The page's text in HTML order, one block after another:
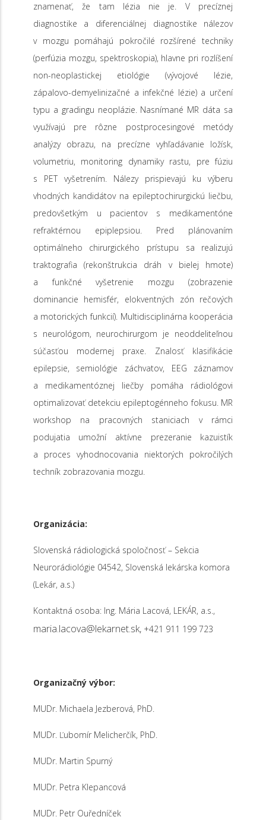
znamenať, že tam lézia nie je. V precíznej
diagnostike a diferenciálnej diagnostike nálezov
v mozgu pomáhajú pokročilé rozšírené techniky
(perfúzia mozgu, spektroskopia), hlavne pri rozlíšení
non-neoplastickej etiológie (vývojové lézie,
zápalovo-demyelinizačné a infekčné lézie) a určení
typu a gradingu neoplázie. Nasnímané MR dáta sa
využívajú pre rôzne postprocesingové metódy
analýzy obrazu, na precízne vyhľadávanie ložísk,
volumetriu, monitoring dynamiky rastu, pre fúziu
s PET vyšetrením. Nálezy prispievajú ku výberu
vhodných kandidátov na epileptochirurgickú liečbu,
predovšetkým u pacientov s medikamentóne
refraktérnou epiplepsiou. Pred plánovaním
optimálneho chirurgického prístupu sa realizujú
traktografia (rekonštrukcia dráh v bielej hmote)
a funkčné vyšetrenie mozgu (zobrazenie
dominancie hemisfér, elokventných zón rečových
a motorických funkcií). Multidisciplinárna kooperácia
s neurológom, neurochirurgom je neoddeliteľnou
súčasťou modernej praxe. Znalosť klasifikácie
epilepsie, semiológie záchvatov, EEG záznamov
a medikamentóznej liečby pomáha rádiológovi
optimalizovať detekciu epileptogénneho fokusu. MR
workshop na pracovných staniciach v rámci
podujatia umožní aktívne prezeranie kazuistík
a proces vyhodnocovania niektorých pokročilých
techník zobrazovania mozgu.
Organizácia:
Slovenská rádiologická spoločnosť – Sekcia
Neurorádiológie 04542, Slovenská lekárska komora
(Lekár, a.s.)
Kontaktná osoba: Ing. Mária Lacová, LEKÁR, a.s.,
maria.lacova@lekarnet.sk,+421 911 199 723
Organizačný výbor:
MUDr. Michaela Jezberová, PhD.
MUDr. Ľubomír Melicherčík, PhD.
MUDr. Martin Spurný
MUDr. Petra Klepancová
MUDr. Petr Ouředníček